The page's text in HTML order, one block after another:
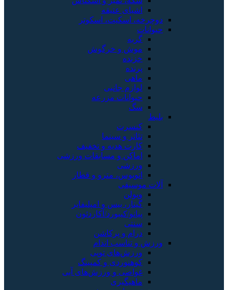
اشیای عتیقه
دوچرخه، اسکیت، اسکوتر
حیوانات
گربه
موش و خرگوش
خزنده
پرنده
ماهی
لوازم جانبی
حیوانات مزرعه
سگ
بلیط
کنسرت
تئاتر و سینما
کارت هدیه و تخفیف
اماکن و مسابقات ورزشی
ورزشی
اتوبوس، مترو و قطار
آلات موسیقی
ویولن
گیتار، بیس و امپلیفایر
پیانو/کیبورد/آکاردئون
سنتی
درام و پرکاشن
ورزش و تناسب اندام
ورزش‌های توپی
کوهنوردی و کمپینگ
غواصی و ورزش‌های آبی
ماهیگیری